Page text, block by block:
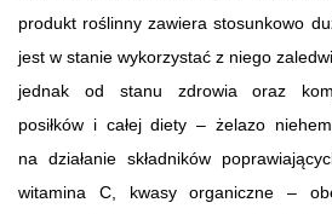
produkt roślinny zawiera stosunkowo
jest w stanie wykorzystać z niego
jednak od stanu zdrowia oraz
posiłków i całej diety – żelazo
na działanie składników
witamina C, kwasy organiczne –